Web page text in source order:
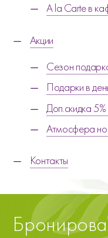
A la Carte в
Акции
Сезон
Подарки в
Доп.скидка
Атмосфера
Контакты